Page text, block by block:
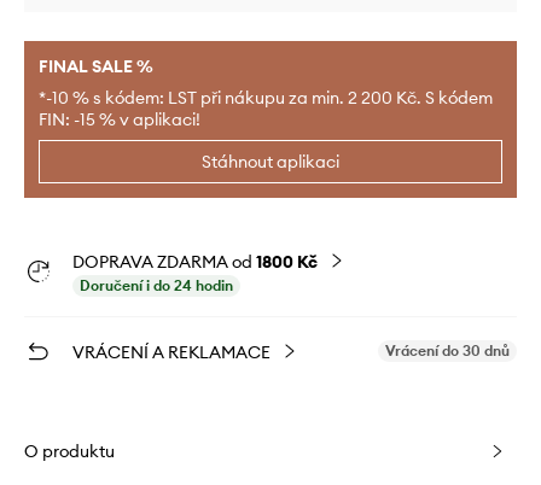
FINAL SALE %
*-10 % s kódem: LST při nákupu za min. 2 200 Kč. S kódem
FIN: -15 % v aplikaci!
Stáhnout aplikaci
DOPRAVA ZDARMA od 1800 Kč
Doručení i do 24 hodin
VRÁCENÍ A REKLAMACE Vrácení do 30 dnů
O produktu